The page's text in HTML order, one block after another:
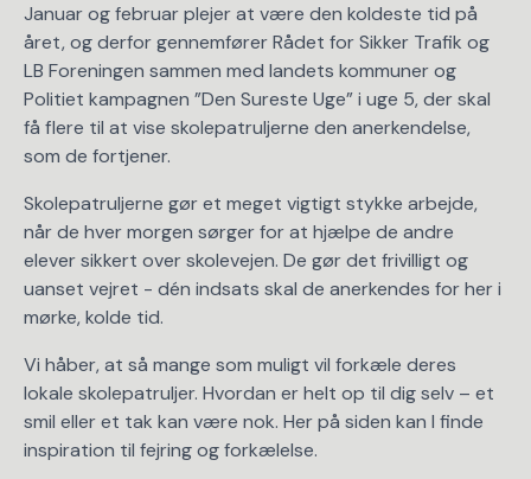
Januar og februar plejer at være den koldeste tid på
året, og derfor gennemfører Rådet for Sikker Trafik og
LB Foreningen sammen med landets kommuner og
Politiet kampagnen ”Den Sureste Uge” i uge 5, der skal
få flere til at vise skolepatruljerne den anerkendelse,
som de fortjener.
Skolepatruljerne gør et meget vigtigt stykke arbejde,
når de hver morgen sørger for at hjælpe de andre
elever sikkert over skolevejen. De gør det frivilligt og
uanset vejret - dén indsats skal de anerkendes for her i
mørke, kolde tid.
Vi håber, at så mange som muligt vil forkæle deres
lokale skolepatruljer. Hvordan er helt op til dig selv – et
smil eller et tak kan være nok. Her på siden kan I finde
inspiration til fejring og forkælelse.